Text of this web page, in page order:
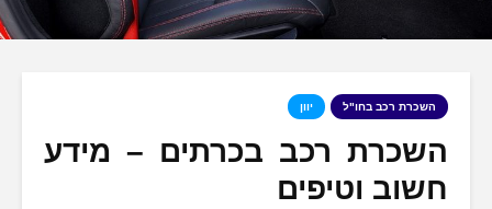
השכרת רכב בחו"ל יוון
השכרת רכב בכרתים – מידע
חשוב וטיפים